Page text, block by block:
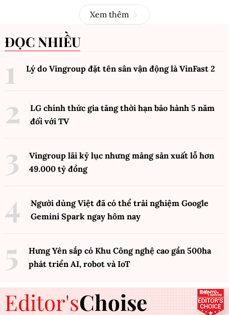
Xem thêm
ĐỌC NHIỀU
Lý do Vingroup đặt tên sân vận động là VinFast 2
LG chính thức gia tăng thời hạn bảo hành 5 năm
đối với TV
Vingroup lãi kỷ lục nhưng mảng sản xuất lỗ hơn
49.000 tỷ đồng
Người dùng Việt đã có thể trải nghiệm Google
Gemini Spark ngay hôm nay
Hưng Yên sắp có Khu Công nghệ cao gần 500ha
phát triển AI, robot và IoT
Editor'sChoise